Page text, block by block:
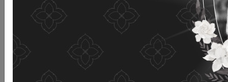
กรมกิจการผู้สูงอายุ
ให้ความสำคัญต่อข้อมูลส่วนบุคคลของ
ท่าน เพื่อการพัฒนาและปรับปรุงเว็บไซต์ หากท่านใช้บริการ
เว็บไซต์นี้โดยไม่มีการปรับตั้งค่าใดๆ แสดงว่าท่านยินยอมที่จะ
รับคุกกี้บนเว็บไซต์ และนโยบายสิทธิส่วนบุคคลของเรา
ดูรายละเอียด ยอมรับทั้งหมด